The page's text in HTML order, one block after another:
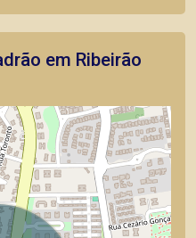
em Ribeirão